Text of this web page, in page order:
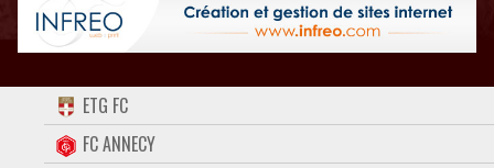
ACCUEIL
FORUM
ETG FC
FC ANNECY